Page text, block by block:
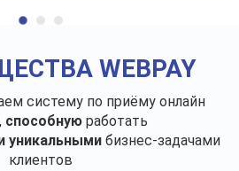
WEBPAY
систему по приёму онлайн
способнуюработать
уникальными бизнес-задачами
клиентов